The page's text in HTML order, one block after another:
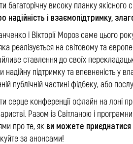
багаторічну високу планку
і взаємопідтримку,
і Вікторії Мороз саме цього
реалізується на світовому та
ставлення до своїх
підтримку та впевненість у
публічній частині фідбеку, або
конференції офлайн на лоні
Разом із Світланою і
про те, як ви можете приєднатися
за анонсами!